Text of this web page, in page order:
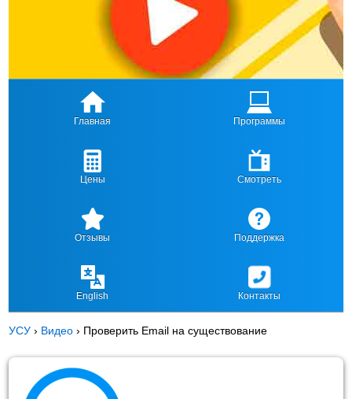
Главная Программы
Цены Смотреть
Отзывы Поддержка
English Контакты
УСУ › Видео › Проверить Email на существование